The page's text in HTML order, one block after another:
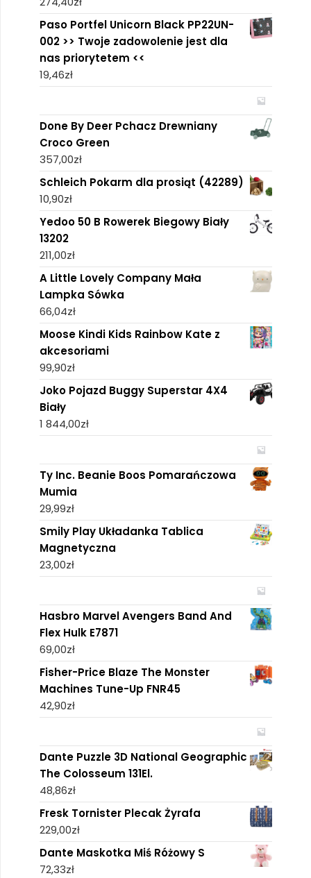
Paso Portfel Unicorn Black PP22UN-
002 >> Twoje zadowolenie jest dla
nas priorytetem <<
19,46zł
Done By Deer Pchacz Drewniany
Croco Green
357,00zł
Schleich Pokarm dla prosiąt (42289)
10,90zł
Yedoo 50 B Rowerek Biegowy Biały
13202
211,00zł
A Little Lovely Company Mała
Lampka Sówka
66,04zł
Moose Kindi Kids Rainbow Kate z
akcesoriami
99,90zł
Joko Pojazd Buggy Superstar 4X4
Biały
1 844,00zł
Ty Inc. Beanie Boos Pomarańczowa
Mumia
29,99zł
Smily Play Układanka Tablica
Magnetyczna
23,00zł
Hasbro Marvel Avengers Band And
Flex Hulk E7871
69,00zł
Fisher-Price Blaze The Monster
Machines Tune-Up FNR45
42,90zł
Dante Puzzle 3D National Geographic
The Colosseum 131El.
48,86zł
Fresk Tornister Plecak Żyrafa
229,00zł
Dante Maskotka Miś Różowy S
72,33zł